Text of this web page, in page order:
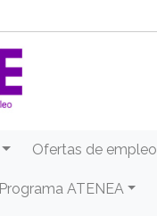
Ofertas de empleo
Programa ATENEA